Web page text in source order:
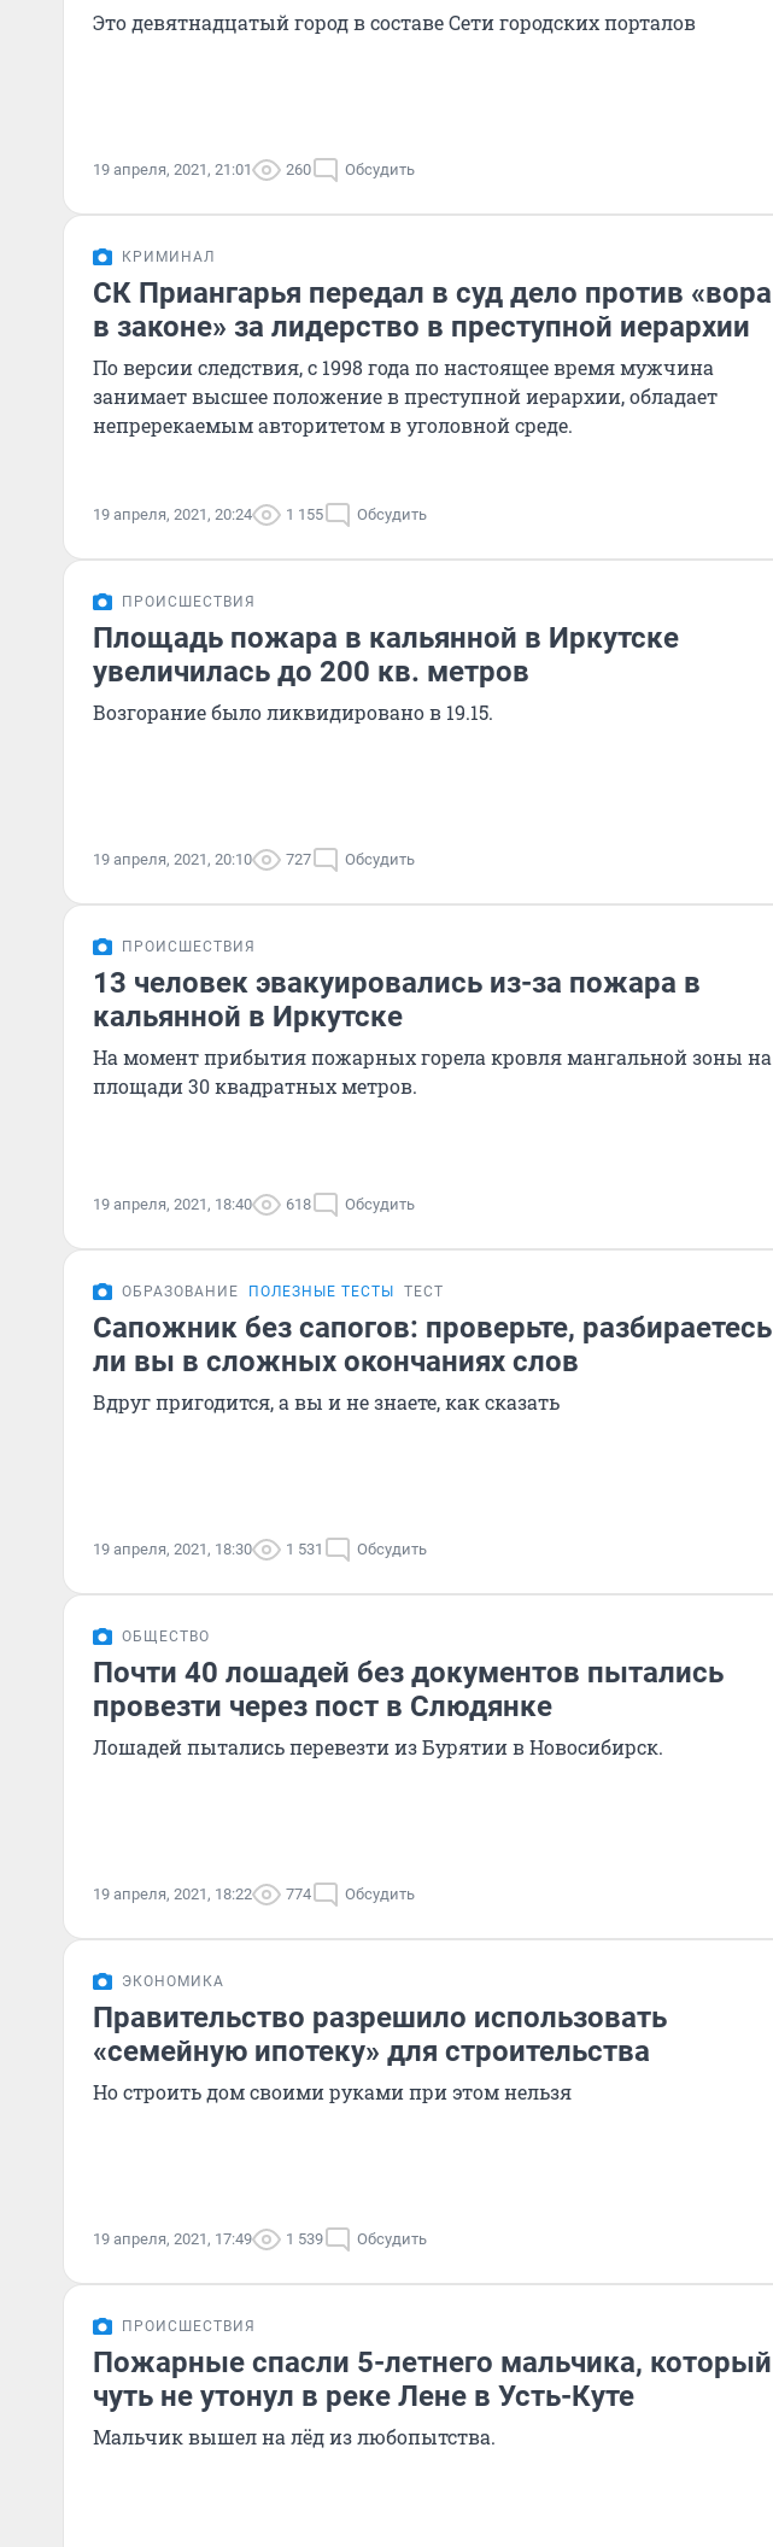
Это девятнадцатый город в составе Сети городских порталов
19 апреля, 2021, 21:01 260 Обсудить
КРИМИНАЛ
СК Приангарья передал в суд дело против «вора
в законе» за лидерство в преступной иерархии
По версии следствия, с 1998 года по настоящее время мужчина
занимает высшее положение в преступной иерархии, обладает
непререкаемым авторитетом в уголовной среде.
19 апреля, 2021, 20:24 1 155 Обсудить
ПРОИСШЕСТВИЯ
Площадь пожара в кальянной в Иркутске
увеличилась до 200 кв. метров
Возгорание было ликвидировано в 19.15.
19 апреля, 2021, 20:10 727 Обсудить
ПРОИСШЕСТВИЯ
13 человек эвакуировались из-за пожара в
кальянной в Иркутске
На момент прибытия пожарных горела кровля мангальной зоны на
площади 30 квадратных метров.
19 апреля, 2021, 18:40 618 Обсудить
ОБРАЗОВАНИЕ ПОЛЕЗНЫЕ ТЕСТЫ ТЕСТ
Сапожник без сапогов: проверьте, разбираетесь
ли вы в сложных окончаниях слов
Вдруг пригодится, а вы и не знаете, как сказать
19 апреля, 2021, 18:30 1 531 Обсудить
ОБЩЕСТВО
Почти 40 лошадей без документов пытались
провезти через пост в Слюдянке
Лошадей пытались перевезти из Бурятии в Новосибирск.
19 апреля, 2021, 18:22 774 Обсудить
ЭКОНОМИКА
Правительство разрешило использовать
«семейную ипотеку» для строительства
Но строить дом своими руками при этом нельзя
19 апреля, 2021, 17:49 1 539 Обсудить
ПРОИСШЕСТВИЯ
Пожарные спасли 5-летнего мальчика, который
чуть не утонул в реке Лене в Усть-Куте
Мальчик вышел на лёд из любопытства.